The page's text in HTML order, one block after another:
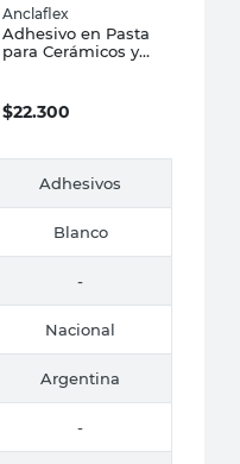
Anclaflex
Adhesivo en Pasta
para Cerámicos y
$22.300
Adhesivos
Blanco
-
Nacional
Argentina
-